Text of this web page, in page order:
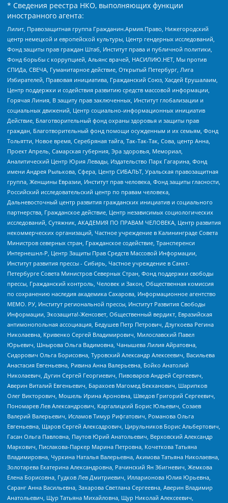
* Сведения реестра НКО, выполняющих функции
иностранного агента:
Лилит, Правозащитная группа Гражданин.Армия.Право, Нижегородский
центр немецкой и европейской культуры, Центр гендерных исследований,
Фонд защиты прав граждан Штаб, Институт права и публичной политики,
Фонд борьбы с коррупцией, Альянс врачей, НАСИЛИЮ.НЕТ, Мы против
СПИДа, СВЕЧА, Гуманитарное действие, Открытый Петербург, Лига
Избирателей, Правовая инициатива, Гражданский Союз, Хасдей Ерушалаим,
Центр поддержки и содействия развитию средств массовой информации,
Горячая Линия, В защиту прав заключенных, Институт глобализации и
социальных движений, Центр социально-информационных инициатив
Действие, Благотворительный фонд охраны здоровья и защиты прав
граждан, Благотворительный фонд помощи осужденным и их семьям, Фонд
Тольятти, Новое время, Серебряная тайга, Так-Так-Так, Сова, центр Анна,
Проект Апрель, Самарская губерния, Эра здоровья, Мемориал,
Аналитический Центр Юрия Левады, Издательство Парк Гагарина, Фонд
имени Андрея Рылькова, Сфера, Центр СИБАЛЬТ, Уральская правозащитная
группа, Женщины Евразии, Институт прав человека, Фонд защиты гласности,
Российский исследовательский центр по правам человека,
Дальневосточный центр развития гражданских инициатив и социального
партнерства, Гражданское действие, Центр независимых социологических
исследований, Сутяжник, АКАДЕМИЯ ПО ПРАВАМ ЧЕЛОВЕКА, Центр развития
некоммерческих организаций, Частное учреждение в Калининграде Совета
Министров северных стран, Гражданское содействие, Трансперенси
Интернешнл-Р, Центр Защиты Прав Средств Массовой Информации,
Институт развития прессы - Сибирь, Частное учреждение в Санкт-
Петербурге Совета Министров Северных Стран, Фонд поддержки свободы
прессы, Гражданский контроль, Человек и Закон, Общественная комиссия
по сохранению наследия академика Сахарова, Информационное агентство
МЕМО. РУ, Институт региональной прессы, Институт Развития Свободы
Информации, Экозащита!-Женсовет, Общественный вердикт, Евразийская
антимонопольная ассоциация, Бедушев Петр Петрович, Дзугкоева Регина
Николаевна, Кривенко Сергей Владимирович, Милославский Павел
Юрьевич, Шнырова Ольга Вадимовна, Чанышева Лилия Айратовна,
Сидорович Ольга Борисовна, Туровский Александр Алексеевич, Васильева
Анастасия Евгеньевна, Ривина Анна Валерьевна, Бойко Анатолий
Николаевич, Дугин Сергей Георгиевич, Пивоваров Андрей Сергеевич,
Аверин Виталий Евгеньевич, Барахоев Магомед Бекханович, Шарипков
Олег Викторович, Мошель Ирина Ароновна, Шведов Григорий Сергеевич,
Пономарев Лев Александрович, Каргалицкий Борис Юльевич, Созаев
Валерий Валерьевич, Исламов Тимур Рифгатович, Романова Ольга
Евгеньевна, Щаров Сергей Алексадрович, Цирульников Борис Альбертович,
Гасан Ольга Павловна, Паутов Юрий Анатольевич, Верховский Александр
Маркович, Пислакова-Паркер Марина Петровна, Кочеткова Татьяна
Владимировна, Чуркина Наталья Валерьевна, Акимова Татьяна Николаевна,
Золотарева Екатерина Александровна, Рачинский Ян Збигневич, Жемкова
Елена Борисовна, Гудков Лев Дмитриевич, Илларионова Юлия Юрьевна,
Саранг Анна Васильевна, Захарова Светлана Сергеевна, Аверин Владимир
Анатольевич, Щур Татьяна Михайловна, Щур Николай Алексеевич,